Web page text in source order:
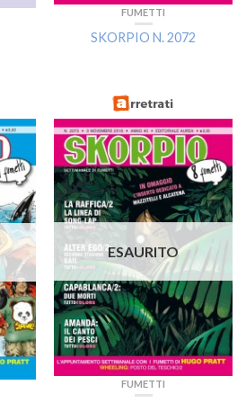
FUMETTI
SKORPIO N. 2072
ESAURITO
FUMETTI